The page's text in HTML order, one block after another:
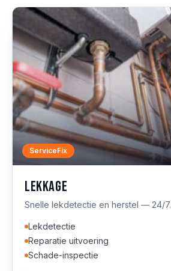
ServiceFix
Lekkage
Snelle lekdetectie en herstel — 24/7.
Lekdetectie
Reparatie uitvoering
Schade-inspectie